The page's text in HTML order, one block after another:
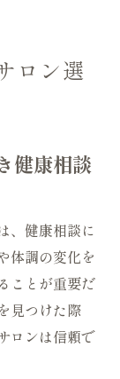
ロン選
健康相談
、健康相談に
体調の変化を
ことが重要だ
見つけた際
ロンは信頼で